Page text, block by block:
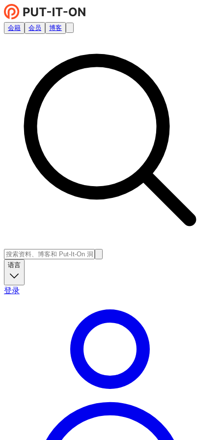
会籍 会员 博客
语言
登录